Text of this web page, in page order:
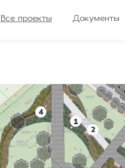
Все проекты Документы